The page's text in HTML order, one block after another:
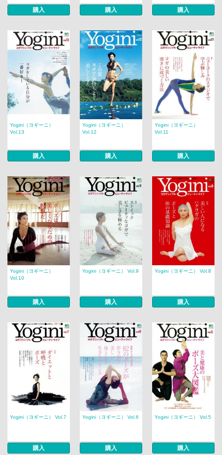
購入 購入 購入
Yogini（ヨギーニ）
Vol.13
購入
Yogini（ヨギーニ）
Vol.12
購入
Yogini（ヨギーニ）
Vol.11
購入
Yogini（ヨギーニ）
Vol.10
購入
Yogini（ヨギーニ） Vol.9
購入
Yogini（ヨギーニ） Vol.8
購入
Yogini（ヨギーニ） Vol.7
購入
Yogini（ヨギーニ） Vol.6
購入
Yogini（ヨギーニ） Vol.5
購入